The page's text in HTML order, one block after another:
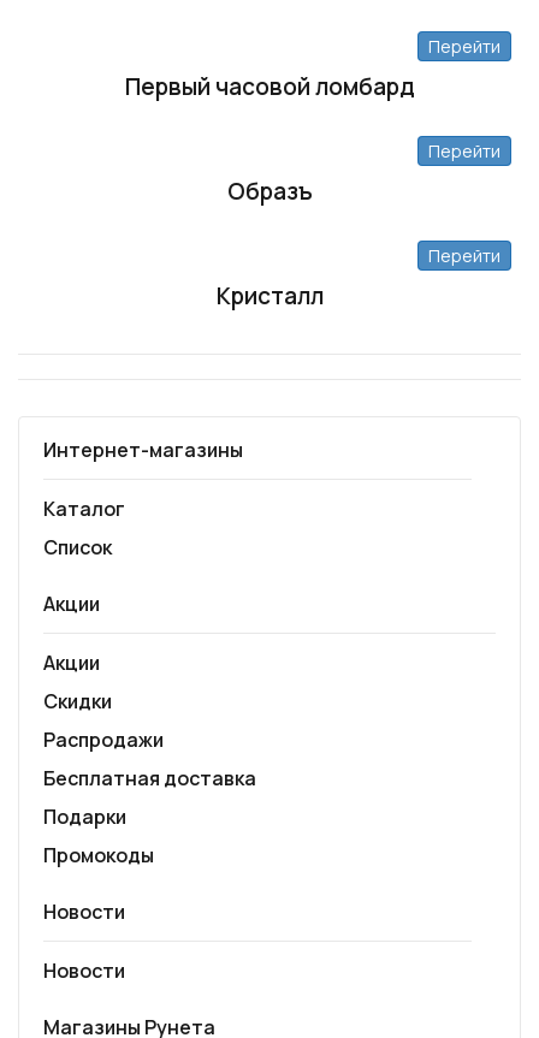
Первый часовой ломбард
Перейти
Образъ
Перейти
Кристалл
Перейти
Интернет-магазины
Каталог
Список
Акции
Акции
Скидки
Распродажи
Бесплатная доставка
Подарки
Промокоды
Новости
Новости
Магазины Рунета